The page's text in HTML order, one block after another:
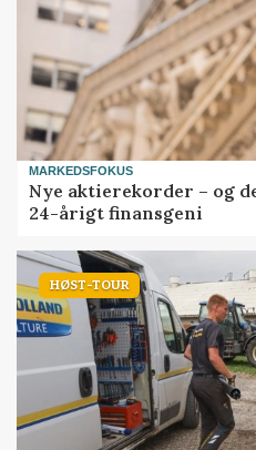
MARKEDSFOKUS
Nye aktierekorder – og
24-årigt finansgeni
HØST-TOUR